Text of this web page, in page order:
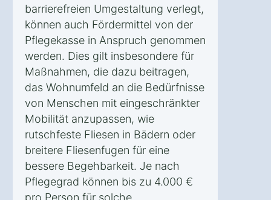
barrierefreien Umgestaltung verlegt,
können auch Fördermittel von der
Pflegekasse in Anspruch genommen
werden. Dies gilt insbesondere für
Maßnahmen, die dazu beitragen,
das Wohnumfeld an die Bedürfnisse
von Menschen mit eingeschränkter
Mobilität anzupassen, wie
rutschfeste Fliesen in Bädern oder
breitere Fliesenfugen für eine
bessere Begehbarkeit. Je nach
Pflegegrad können bis zu 4.000 €
pro Person für solche